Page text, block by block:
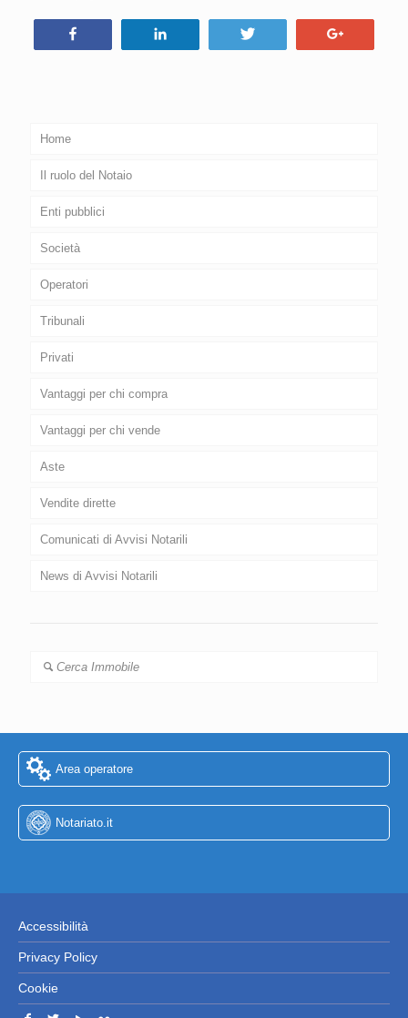
Home
Il ruolo del Notaio
Enti pubblici
Società
Operatori
Tribunali
Privati
Vantaggi per chi compra
Vantaggi per chi vende
Aste
Vendite dirette
Comunicati di Avvisi Notarili
News di Avvisi Notarili
Cerca Immobile
Area operatore
Notariato.it
Accessibilità
Privacy Policy
Cookie